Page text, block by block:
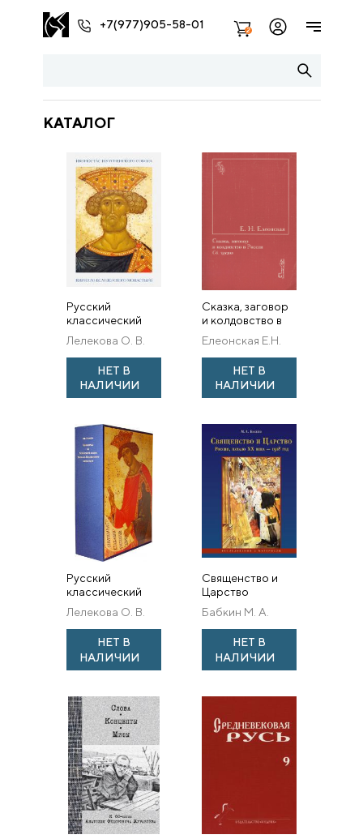
+7(977)905-58-01 2
КАТАЛОГ
Русский
классический
иконостас.
Иконостас из
Успенского
собора
Кирилло-
Лелекова О. В.
НЕТ В
НАЛИЧИИ
Сказка, заговор
и колдовство в
России. Сб.
трудов.
Елеонская Е.Н.
НЕТ В
НАЛИЧИИ
Русский
классический
иконостас.
Иконостас из
Успенского
собора
Кирилло-
Белозерского
...
Лелекова О. В.
НЕТ В
НАЛИЧИИ
Священство и
Царство
(Россия, начало
XX в. — 1918 г.).
Исследования и
материалы
Бабкин М. А.
НЕТ В
НАЛИЧИИ